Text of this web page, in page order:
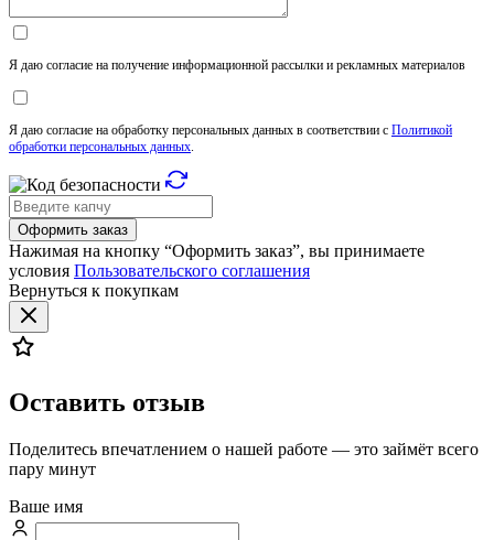
Я даю согласие на получение информационной рассылки и рекламных материалов
Я даю согласие на обработку персональных данных в соответствии с Политикой
обработки персональных данных.
Оформить заказ
Нажимая на кнопку “Оформить заказ”, вы принимаете
условия Пользовательского соглашения
Вернуться к покупкам
Оставить отзыв
Поделитесь впечатлением о нашей работе — это займёт всего
пару минут
Ваше имя